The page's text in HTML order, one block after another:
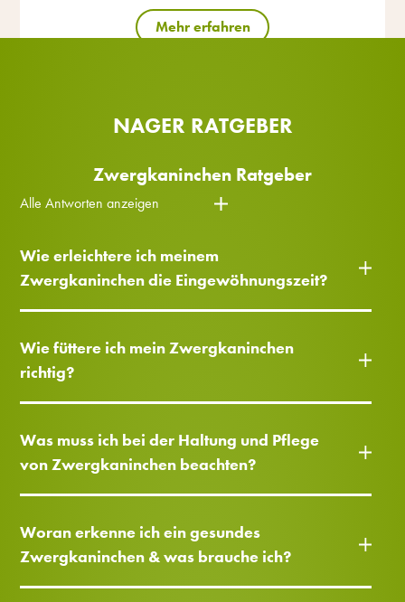
Mehr erfahren
NAGER RATGEBER
Zwergkaninchen Ratgeber
Alle Antworten anzeigen
Wie erleichtere ich meinem
Zwergkaninchen die Eingewöhnungszeit?
Wie füttere ich mein Zwergkaninchen
richtig?
Was muss ich bei der Haltung und Pflege
von Zwergkaninchen beachten?
Woran erkenne ich ein gesundes
Zwergkaninchen & was brauche ich?